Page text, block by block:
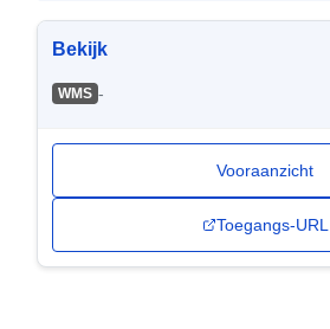
Bekijk
WMS -
Vooraanzicht
Toegangs-URL